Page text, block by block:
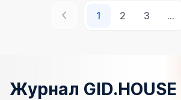
1 2 3
Журнал GID.HOUSE